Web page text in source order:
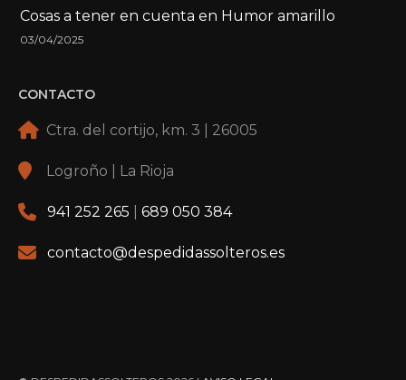
Cosas a tener en cuenta en Humor amarillo
03/04/2025
CONTACTO
Ctra. del cortijo, km. 3 | 26005
Logroño | La Rioja
941 252 265 689 050 384
contacto@despedidassolteros.es